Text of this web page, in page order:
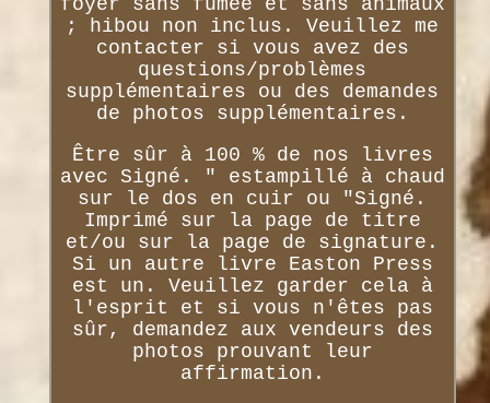
foyer sans fumée et sans animaux
; hibou non inclus. Veuillez me
contacter si vous avez des
questions/problèmes
supplémentaires ou des demandes
de photos supplémentaires.
Être sûr à 100 % de nos livres
avec Signé. " estampillé à chaud
sur le dos en cuir ou "Signé.
Imprimé sur la page de titre
et/ou sur la page de signature.
Si un autre livre Easton Press
est un. Veuillez garder cela à
l'esprit et si vous n'êtes pas
sûr, demandez aux vendeurs des
photos prouvant leur
affirmation.